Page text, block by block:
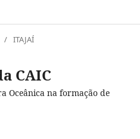
/ ITAJAÍ
CAIC
Oceânica na formação de